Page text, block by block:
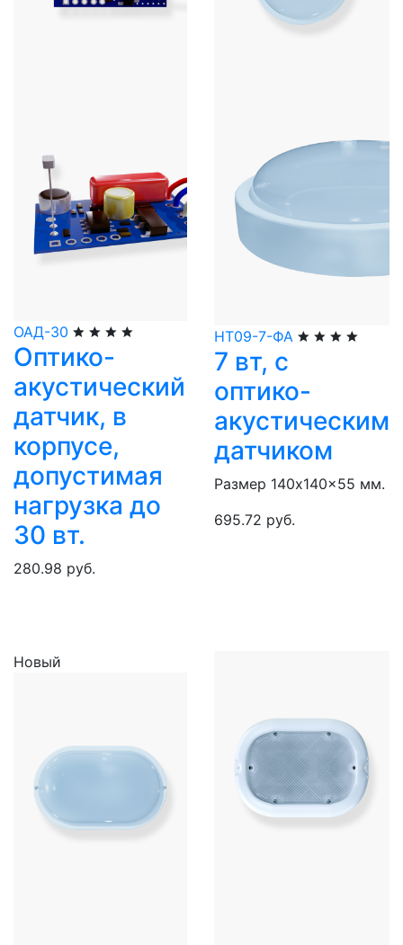
ОАД-30
Оптико-
акустический
датчик, в
корпусе,
допустимая
нагрузка до
30 вт.
280.98 руб.
НТ09-7-ФА
7 вт, с
оптико-
акустическим
датчиком
Размер 140x140x55 мм.
695.72 руб.
Новый